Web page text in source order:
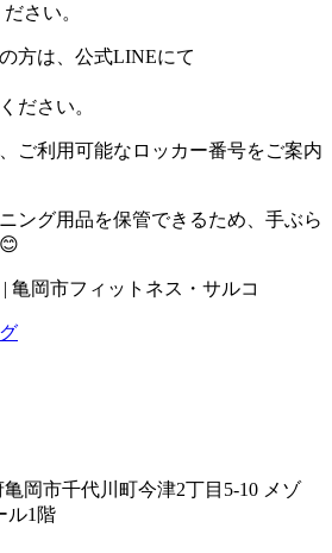
さい。
方は、公式LINEにて
ださい。
ご利用可能なロッカー番号をご案内
ング用品を保管できるため、手ぶら
亀岡市フィットネス・サルコ
亀岡市千代川町今津2丁目5-10 メゾ
ル1階